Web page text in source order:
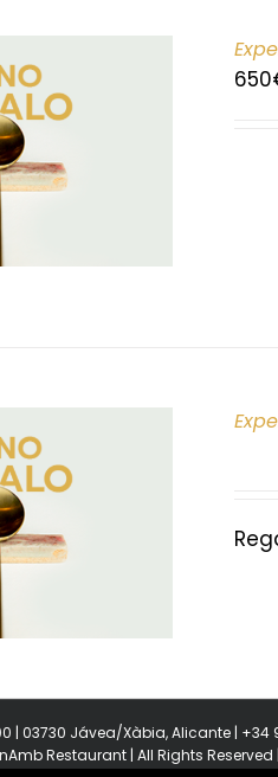
650
| 03730 Jávea/Xàbia, Alicante | +34
Restaurant | All Rights Reserved |